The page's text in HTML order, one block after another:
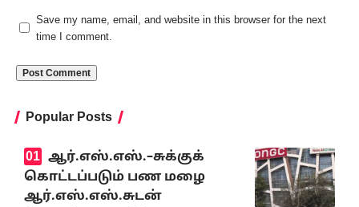
Save my name, email, and website in this browser for the next
time I comment.
Popular Posts
ஆர்.எஸ்.எஸ்.–சுக்குக்
கொட்டப்படும் பண மழை
ஆர்.எஸ்.எஸ்.சுடன்